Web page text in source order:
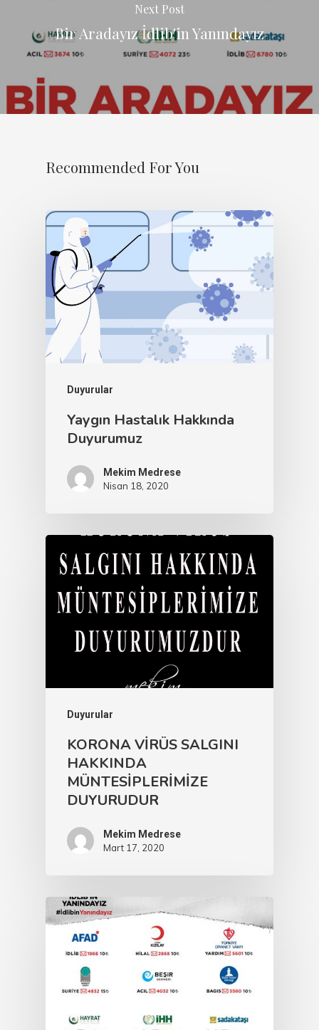
Next Post
Bir Aradayız İdlib'in Yanındayız
Recommended For You
Duyurular
Yaygın Hastalık Hakkında
Duyurumuz
Mekim Medrese
Nisan 18, 2020
Duyurular
KORONA VİRÜS SALGINI
HAKKINDA
MÜNTESİPLERİMİZE
DUYURUDUR
Mekim Medrese
Mart 17, 2020